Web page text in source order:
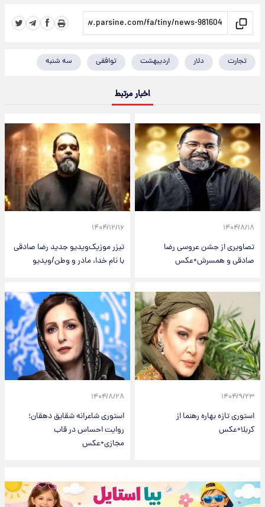
تجارت دلار اردیبهشت توافقی سه شنبه
اخبار مرتبط
۱۴۰۴/۸/۱۸
تصاویری از جشن عروسی رضا
صادقی و همسرش+عکس
۱۴۰۴/۱۲/۱۶
تیزر موزیک‌ویدیو جدید رضا صادقی
با نام خدا، مادر و وطن/ویدیو
۱۴۰۴/۹/۲۳
استوری تازه بهاره رهنما از
کربلا+عکس
۱۴۰۴/۸/۲۸
استوری شاعرانه شقایق دهقان؛
روایت احساس در قاب
مجازی+عکس